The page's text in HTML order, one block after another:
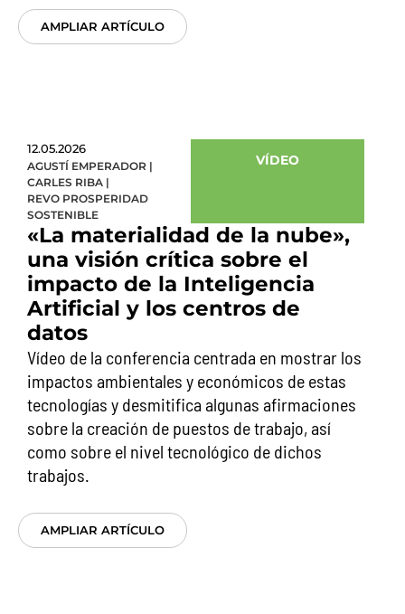
AMPLIAR ARTÍCULO
12.05.2026
AGUSTÍ EMPERADOR |
CARLES RIBA |
REVO PROSPERIDAD
SOSTENIBLE
VÍDEO
«La materialidad de la nube»,
una visión crítica sobre el
impacto de la Inteligencia
Artificial y los centros de
datos
Vídeo de la conferencia centrada en mostrar los
impactos ambientales y económicos de estas
tecnologías y desmitifica algunas afirmaciones
sobre la creación de puestos de trabajo, así
como sobre el nivel tecnológico de dichos
trabajos.
AMPLIAR ARTÍCULO